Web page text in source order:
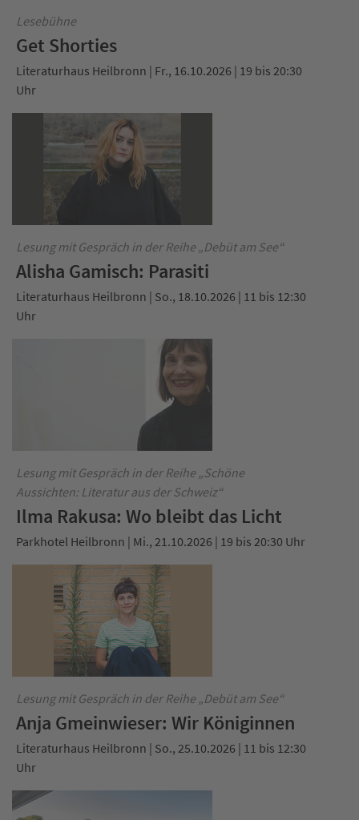
Lesebühne
Get Shorties
Literaturhaus Heilbronn | Fr., 16.10.2026 | 19 bis 20:30
Uhr
Lesung mit Gespräch in der Reihe „Debüt am See“
Alisha Gamisch: Parasiti
Literaturhaus Heilbronn | So., 18.10.2026 | 11 bis 12:30
Uhr
Lesung mit Gespräch in der Reihe „Schöne
Aussichten: Literatur aus der Schweiz“
Ilma Rakusa: Wo bleibt das Licht
Parkhotel Heilbronn | Mi., 21.10.2026 | 19 bis 20:30 Uhr
Lesung mit Gespräch in der Reihe „Debüt am See“
Anja Gmeinwieser: Wir Königinnen
Literaturhaus Heilbronn | So., 25.10.2026 | 11 bis 12:30
Uhr